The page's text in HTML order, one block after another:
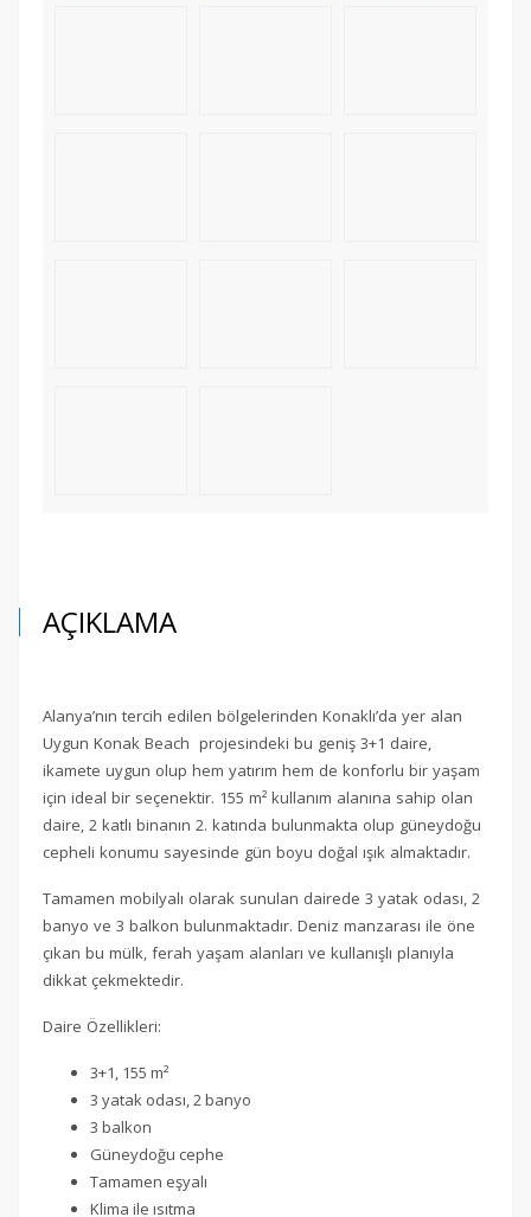
AÇIKLAMA
Alanya’nın tercih edilen bölgelerinden Konaklı’da yer alan
Uygun Konak Beach projesindeki bu geniş 3+1 daire,
ikamete uygun olup hem yatırım hem de konforlu bir yaşam
için ideal bir seçenektir. 155 m² kullanım alanına sahip olan
daire, 2 katlı binanın 2. katında bulunmakta olup güneydoğu
cepheli konumu sayesinde gün boyu doğal ışık almaktadır.
Tamamen mobilyalı olarak sunulan dairede 3 yatak odası, 2
banyo ve 3 balkon bulunmaktadır. Deniz manzarası ile öne
çıkan bu mülk, ferah yaşam alanları ve kullanışlı planıyla
dikkat çekmektedir.
Daire Özellikleri:
3+1, 155 m²
3 yatak odası, 2 banyo
3 balkon
Güneydoğu cephe
Tamamen eşyalı
Klima ile ısıtma